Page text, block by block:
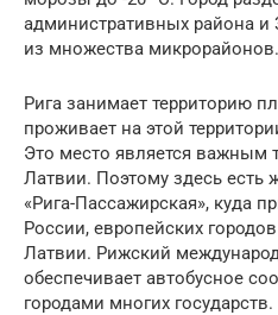
административных района и
из множества микрорайонов.
Рига занимает территорию
проживает на этой
Это место является важным
Латвии. Поэтому здесь есть
«Рига-Пассажирская», куда
России, европейских
Латвии. Рижский
обеспечивает автобусное
городами многих